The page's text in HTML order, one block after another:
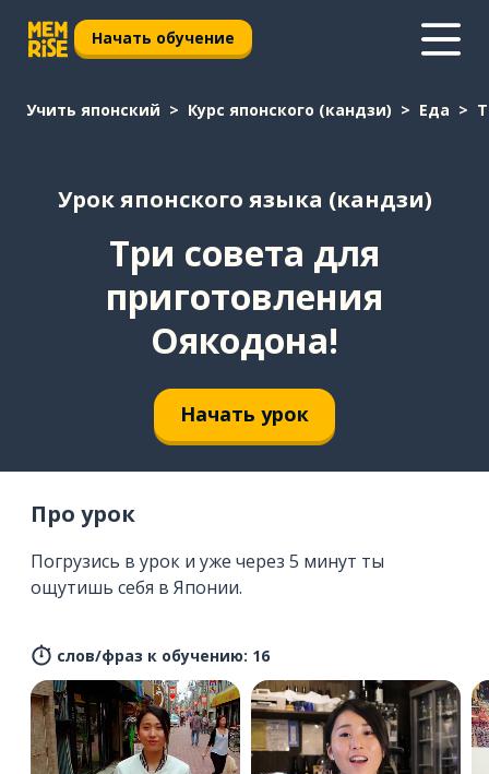
Начать обучение
Учить японский Курс японского (кандзи) Еда
Урок японского языка (кандзи)
Три совета для
приготовления
Оякодона!
Начать урок
Про урок
Погрузись в урок и уже через 5 минут ты
ощутишь себя в Японии.
слов/фраз к обучению: 16